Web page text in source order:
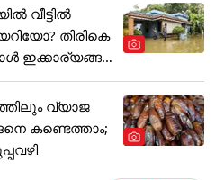
വീട്ടിൽ
തിരികെ
ഇക്കാര്യങ്ങ
വ്യാജ
കണ്ടെത്താം;